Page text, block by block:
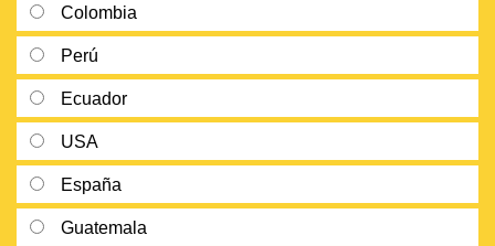
Colombia
Perú
Ecuador
USA
España
Guatemala